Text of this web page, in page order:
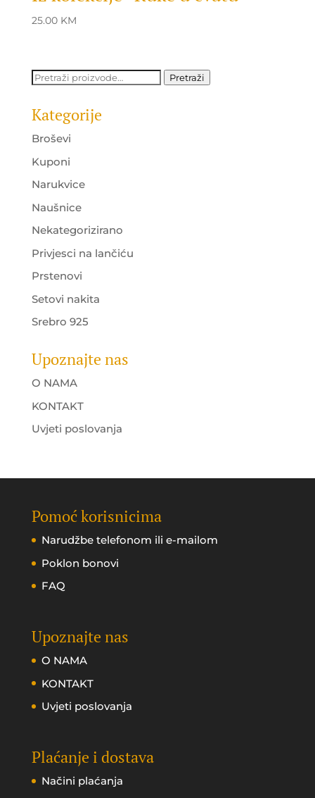
25.00 KM
Pretraži: Pretraži
Kategorije
Broševi
Kuponi
Narukvice
Naušnice
Nekategorizirano
Privjesci na lančiću
Prstenovi
Setovi nakita
Srebro 925
Upoznajte nas
O NAMA
KONTAKT
Uvjeti poslovanja
Pomoć korisnicima
Narudžbe telefonom ili e-mailom
Poklon bonovi
FAQ
Upoznajte nas
O NAMA
KONTAKT
Uvjeti poslovanja
Plaćanje i dostava
Načini plaćanja